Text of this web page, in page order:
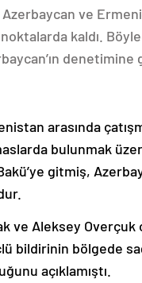
ve
kaldı.
denetimine
arasında
bulunmak
gitmiş,
ve Aleksey
bildirinin bölgede
açıklamıştı.